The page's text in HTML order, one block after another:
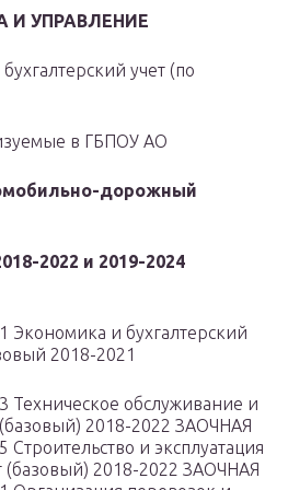
И УПРАВЛЕНИЕ
учет (по
в ГБПОУ АО
дорожный
2022 и 2019-2024
Экономика и бухгалтерский
2018-2021
Техническое обслуживание и
2018-2022 ЗАОЧНАЯ
и эксплуатация
(базовый) 2018-2022 ЗАОЧНАЯ